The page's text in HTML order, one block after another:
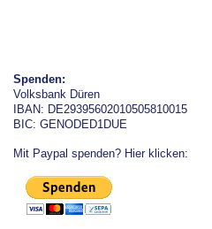
Spenden:
Volksbank Düren
IBAN: DE29395602010505810015
BIC: GENODED1DUE
Mit Paypal spenden? Hier klicken: